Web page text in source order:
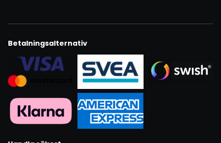
Betalningsalternativ